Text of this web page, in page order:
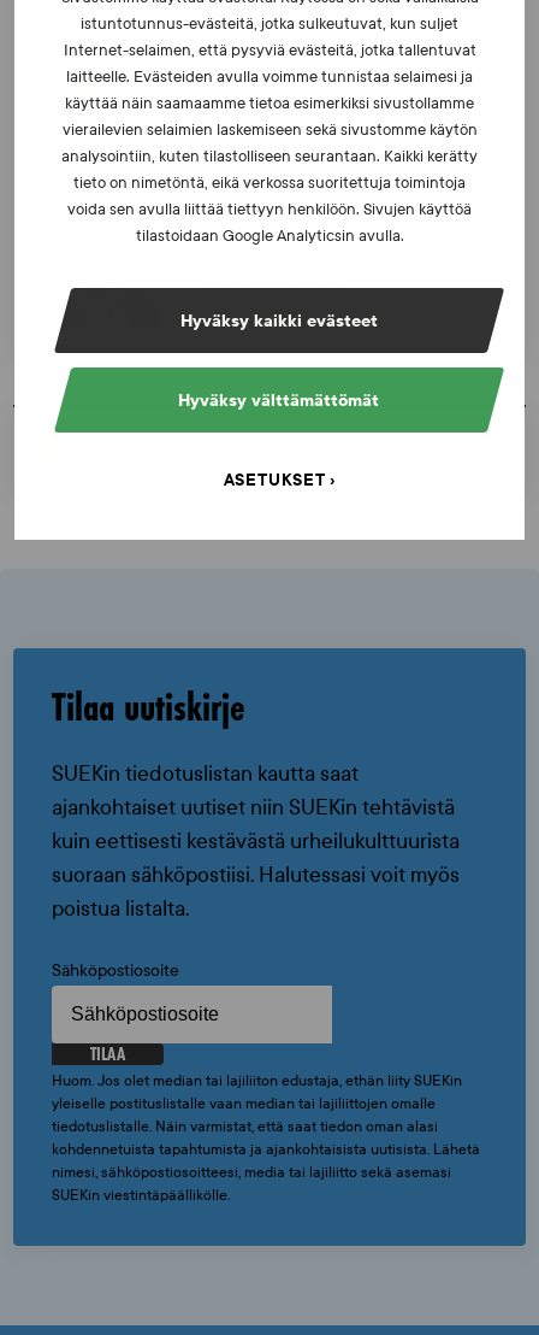
istuntotunnus-evästeitä, jotka sulkeutuvat, kun suljet
Internet-selaimen, että pysyviä evästeitä, jotka tallentuvat
laitteelle. Evästeiden avulla voimme tunnistaa selaimesi ja
käyttää näin saamaamme tietoa esimerkiksi sivustollamme
vierailevien selaimien laskemiseen sekä sivustomme käytön
analysointiin, kuten tilastolliseen seurantaan. Kaikki kerätty
tieto on nimetöntä, eikä verkossa suoritettuja toimintoja
voida sen avulla liittää tiettyyn henkilöön. Sivujen käyttöä
tilastoidaan Google Analyticsin avulla.
Hyväksy kaikki evästeet
Hyväksy välttämättömät
ASETUKSET
TUTKIMUSPÄÄLLIKKÖ
040 653 6532
marko.kananen@suek.fi
Jouko Ikonen
jouko.ikonen@suek.fi
Tilaa uutiskirje
SUEKin tiedotuslistan kautta saat
ajankohtaiset uutiset niin SUEKin tehtävistä
kuin eettisesti kestävästä urheilukulttuurista
suoraan sähköpostiisi. Halutessasi voit myös
poistua listalta.
Sähköpostiosoite
TILAA
Huom. Jos olet median tai lajiliiton edustaja, ethän liity SUEKin
yleiselle postituslistalle vaan median tai lajiliittojen omalle
tiedotuslistalle. Näin varmistat, että saat tiedon oman alasi
kohdennetuista tapahtumista ja ajankohtaisista uutisista. Lähetä
nimesi, sähköpostiosoitteesi, media tai lajiliitto sekä asemasi
SUEKin viestintäpäällikölle.